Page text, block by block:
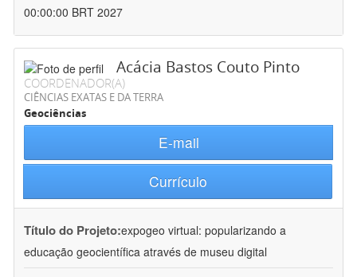
00:00:00 BRT 2027
Acácia Bastos Couto Pinto
COORDENADOR(A)
CIÊNCIAS EXATAS E DA TERRA
Geociências
E-mail
Currículo
Título do Projeto:expogeo virtual: popularizando a
educação geocientífica através de museu digital